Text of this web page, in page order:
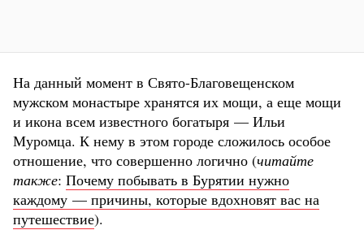
На данный момент в Свято-Благовещенском
мужском монастыре хранятся их мощи, а еще мощи
и икона всем известного богатыря — Ильи
Муромца. К нему в этом городе сложилось особое
отношение, что совершенно логично (читайте
также: Почему побывать в Бурятии нужно
каждому — причины, которые вдохновят вас на
путешествие).